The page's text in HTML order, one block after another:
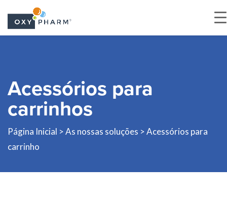
content
Acessórios para
carrinhos
Página Inicial >As nossas soluções > Acessórios para
carrinho